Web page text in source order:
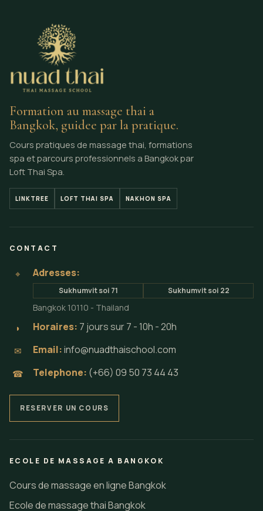
Formation au massage thai a
Bangkok, guidee par la pratique.
Cours pratiques de massage thai, formations
spa et parcours professionnels a Bangkok par
Loft Thai Spa.
LINKTREE LOFT THAI SPA NAKHON SPA
CONTACT
⌖ Adresses:
Sukhumvit soi 71 Sukhumvit soi 22
Bangkok 10110 - Thailand
◗ Horaires: 7 jours sur 7 - 10h - 20h
✉ Email:info@nuadthaischool.com
☎ Telephone: (+66) 09 50 73 44 43
RESERVER UN COURS
ECOLE DE MASSAGE A BANGKOK
Cours de massage en ligne Bangkok
Ecole de massage thai Bangkok